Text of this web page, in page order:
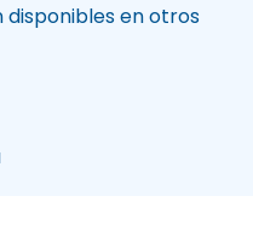
disponibles en otros